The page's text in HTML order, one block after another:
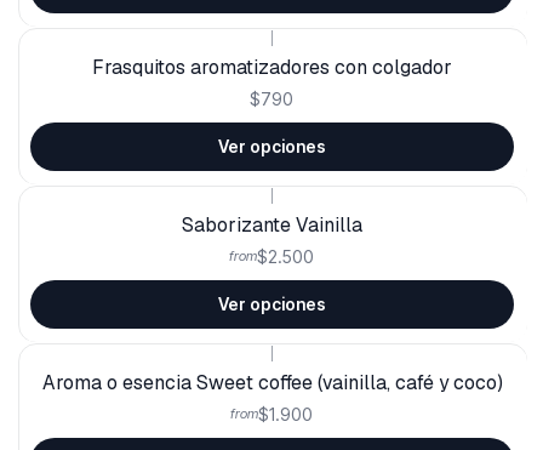
Frasquitos aromatizadores con colgador
$790
Ver opciones
Saborizante Vainilla
from$2.500
Ver opciones
Aroma o esencia Sweet coffee (vainilla, café y coco)
from$1.900